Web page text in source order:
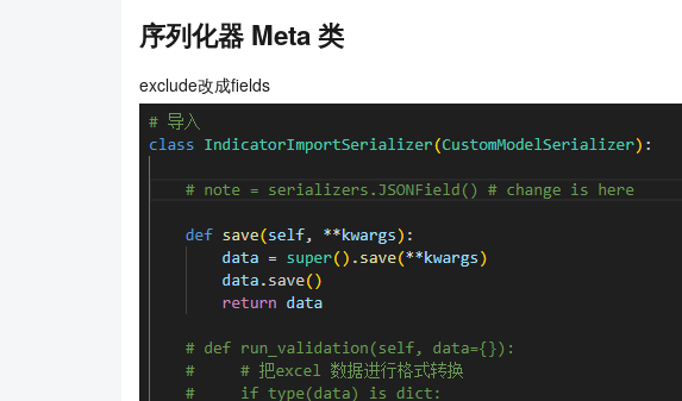
导入结果
数值获取到了，但为0。
字符未获取到。
序列化器
序列化器 Meta 类
exclude改成fields